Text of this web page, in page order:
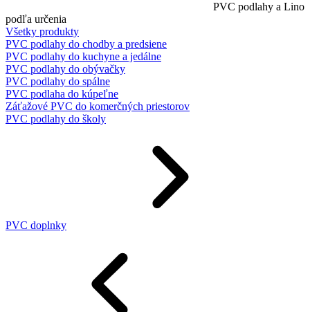
PVC podlahy a Lino
podľa určenia
Všetky produkty
PVC podlahy do chodby a predsiene
PVC podlahy do kuchyne a jedálne
PVC podlahy do obývačky
PVC podlahy do spálne
PVC podlaha do kúpeľne
Záťažové PVC do komerčných priestorov
PVC podlahy do školy
PVC doplnky